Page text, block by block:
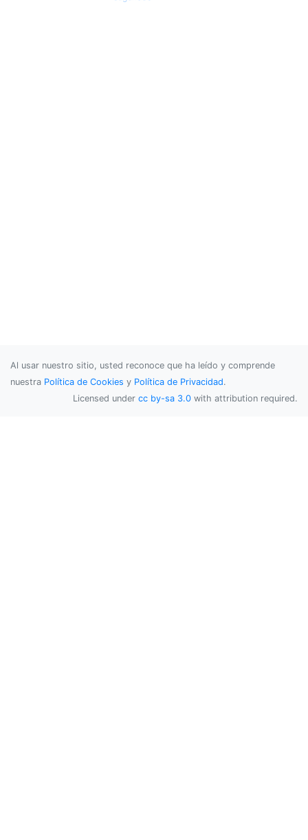
Al usar nuestro sitio, usted reconoce que ha leído y comprende
nuestra Política de Cookies y Política de Privacidad.
Licensed under cc by-sa 3.0 with attribution required.